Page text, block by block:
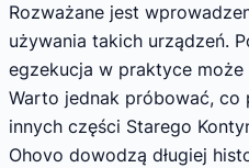
Rozważane jest
używania takich urządzeń.
egzekucja w praktyce
Warto jednak próbować, co
innych części Starego
Ohovo dowodzą długiej